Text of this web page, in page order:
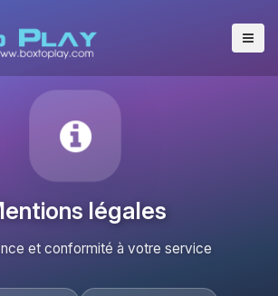
légales
et conformité à votre service